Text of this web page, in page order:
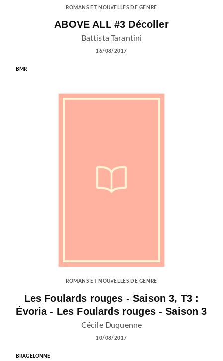
ROMANS ET NOUVELLES DE GENRE
ABOVE ALL #3 Décoller
Battista Tarantini
16/08/2017
BMR
ROMANS ET NOUVELLES DE GENRE
Les Foulards rouges - Saison 3, T3 :
Évoria - Les Foulards rouges - Saison 3
Cécile Duquenne
10/08/2017
BRAGELONNE